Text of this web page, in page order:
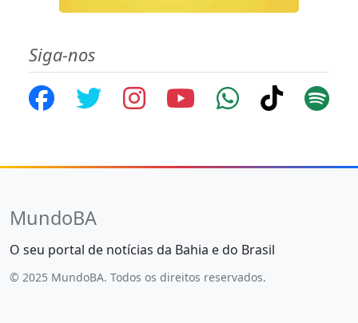
Siga-nos
MundoBA
O seu portal de notícias da Bahia e do Brasil
© 2025 MundoBA. Todos os direitos reservados.